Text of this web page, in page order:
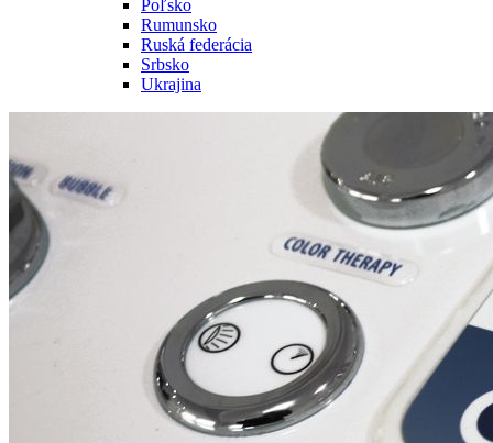
Poľsko
Rumunsko
Ruská federácia
Srbsko
Ukrajina